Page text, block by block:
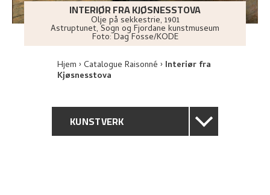
INTERIØR FRA KJØSNESSTOVA
Olje på sekkestrie, 1901
Astruptunet, Sogn og Fjordane kunstmuseum
Foto:Dag Fosse/KODE
Hjem Catalogue Raisonné Interiør fra
Kjøsnesstova
KUNSTVERK